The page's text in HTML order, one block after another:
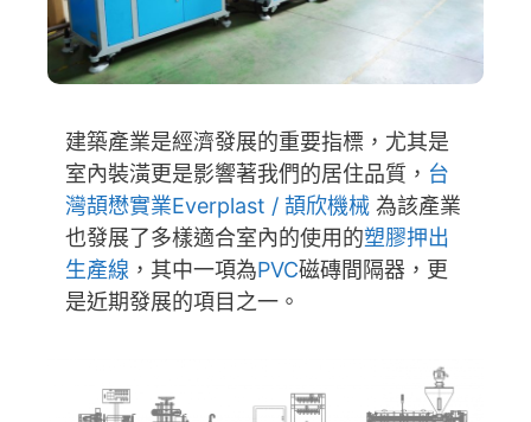
建築產業是經濟發展的重要指標，尤其是
室內裝潢更是影響著我們的居住品質， 台
灣頡懋實業Everplast / 頡欣機械 為該產業
也發展了多樣適合室內的使用的塑膠押出
生產線 ，其中一項為PVC磁磚間隔器，更
是近期發展的項目之一。